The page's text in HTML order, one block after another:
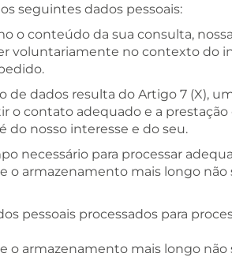
seguintes dados pessoais:
o conteúdo da sua consulta,
voluntariamente no contexto do
dados resulta do Artigo 7 (X),
o contato adequado e a
do nosso interesse e do seu.
necessário para processar
o armazenamento mais longo
pessoais processados para
o armazenamento mais longo